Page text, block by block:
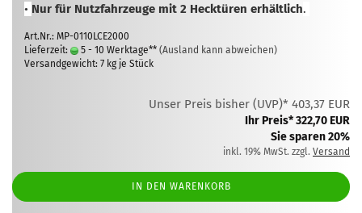
• Nur für Nutzfahrzeuge mit 2 Hecktüren erhältlich.
Art.Nr.: MP-0110LCE2000
Lieferzeit:
5 - 10 Werktage** (Ausland kann abweichen)
Versandgewicht: 7 kg je Stück
Unser Preis bisher (UVP)* 403,37 EUR
Ihr Preis* 322,70 EUR
Sie sparen 20%
inkl. 19% MwSt. zzgl. Versand
IN DEN WARENKORB